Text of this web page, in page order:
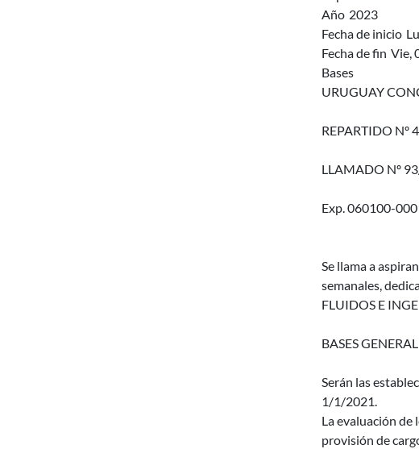
Año 2023
Fecha de inicio
Fecha de fin Vie,
Bases
URUGUAY
REPARTIDO Nº
LLAMADO Nº
Exp. 060100-
Se llama a
semanales,
FLUIDOS E
BASES
Serán las
1/1/2021.
La evaluación de
provisión de